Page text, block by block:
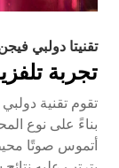
تقنيتا دولبي
تجربة
تقوم تقنية
بناءً على نوع
أتموس صوتًا